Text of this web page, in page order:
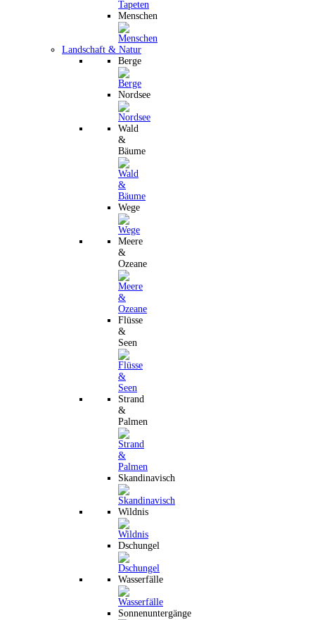
Menschen
Landschaft & Natur
Berge
Nordsee
Wald
&
Bäume
Wege
Meere
&
Ozeane
Flüsse
&
Seen
Strand
&
Palmen
Skandinavisch
Wildnis
Dschungel
Wasserfälle
Sonnenuntergänge